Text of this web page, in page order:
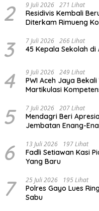
2 9 Juli 2026 271 Lihat
Residivis Kembali
Diterkam Rimueng
3 7 Juli 2026 266 Lihat
45 Kepala Sekolah di
4 9 Juli 2026 249 Lihat
PWI Aceh Jaya
Martikulasi
5 7 Juli 2026 207 Lihat
Mendagri Beri
Jembatan Enang-
6 13 Juli 2026 197 Lihat
Fadli Setiawan Kasi
Yang Baru
7 25 Juli 2026 195 Lihat
Polres Gayo Lues
Sabu